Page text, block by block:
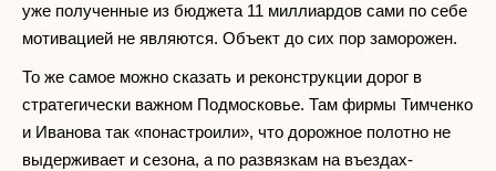
уже полученные из бюджета 11 миллиардов сами по себе
мотивацией не являются. Объект до сих пор заморожен.
То же самое можно сказать и реконструкции дорог в
стратегически важном Подмосковье. Там фирмы Тимченко
и Иванова так «понастроили», что дорожное полотно не
выдерживает и сезона, а по развязкам на въездах-